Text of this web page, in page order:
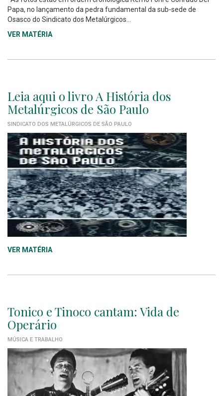
Papa, no lançamento da pedra fundamental da sub-sede de
Osasco do Sindicato dos Metalúrgicos...
VER MATÉRIA
Leia aqui o livro A História dos
Metalúrgicos de São Paulo
SINDICATO DOS METALÚRGICOS DE SÃO PAULO
VER MATÉRIA
Tonico e Tinoco cantam: Vida de
Operário
MÚSICA E TRABALHO